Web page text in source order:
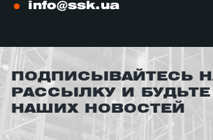
info@ssk.ua
ПОДПИСЫВАЙТЕСЬ
РАССЫЛКУ И
НАШИХ НОВОСТЕЙ